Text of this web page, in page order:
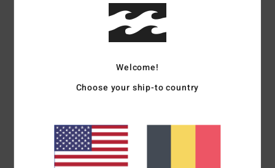
/5
5
Rapport qualité / prix
Je recommande ce produit
Welcome!
Choose your ship-to country